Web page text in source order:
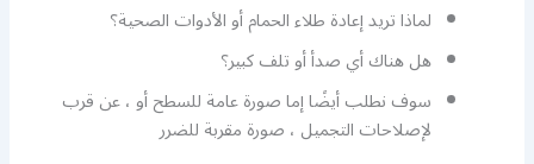
لماذا تريد إعادة طلاء الحمام أو الأدوات الصحية؟
هل هناك أي صدأ أو تلف كبير؟
سوف نطلب أيضًا إما صورة عامة للسطح أو ، عن قرب
لإصلاحات التجميل ، صورة مقربة للضرر